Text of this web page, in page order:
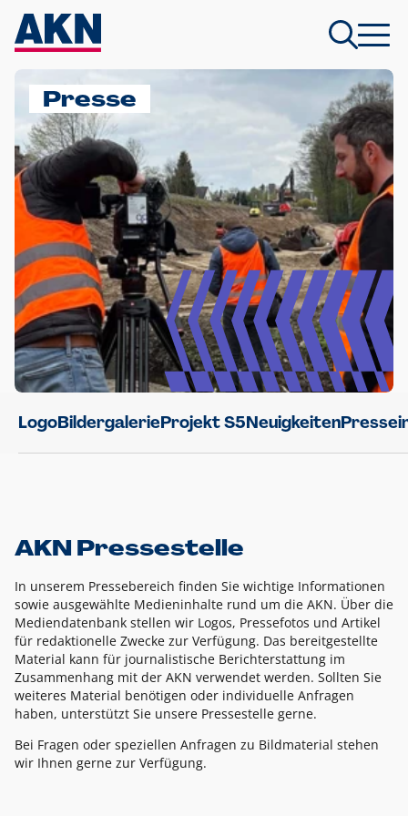
Presse
LogoBildergalerieProjekt S5Neuigkeiten
AKN Pressestelle
In unserem Pressebereich finden Sie wichtige Informationen
sowie ausgewählte Medieninhalte rund um die AKN. Über die
Mediendatenbank stellen wir Logos, Pressefotos und Artikel
für redaktionelle Zwecke zur Verfügung. Das bereitgestellte
Material kann für journalistische Berichterstattung im
Zusammenhang mit der AKN verwendet werden. Sollten Sie
weiteres Material benötigen oder individuelle Anfragen
haben, unterstützt Sie unsere Pressestelle gerne.
Bei Fragen oder speziellen Anfragen zu Bildmaterial stehen
wir Ihnen gerne zur Verfügung.